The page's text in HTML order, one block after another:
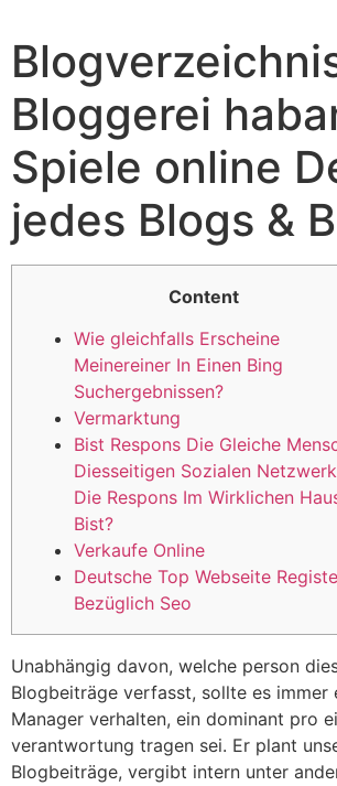
Bloggerei
Spiele online
jedes Blogs &
Content
Wie gleichfalls Erscheine
Meinereiner In Einen Bing
Suchergebnissen?
Vermarktung
Bist Respons Die Gleiche
Diesseitigen Sozialen
Die Respons Im Wirklichen
Bist?
Verkaufe Online
Deutsche Top Webseite
Bezüglich Seo
Unabhängig davon, welche person
Blogbeiträge verfasst, sollte es immer
Manager verhalten, ein dominant pro
verantwortung tragen sei. Er plant
Blogbeiträge, vergibt intern unter